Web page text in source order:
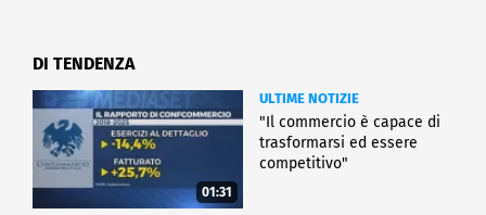
DI TENDENZA
01:31
ULTIME NOTIZIE
"Il commercio è capace di
trasformarsi ed essere
competitivo"